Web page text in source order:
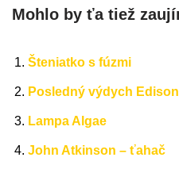
Mohlo by ťa tiež
Šteniatko s fúzmi
Posledný výdych
Lampa Algae
John Atkinson – ťahač